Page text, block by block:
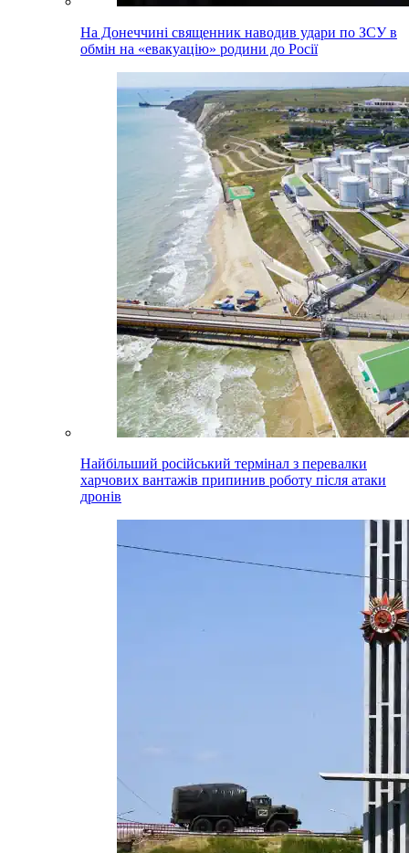
На Донеччині священник наводив удари по ЗСУ в
обмін на «евакуацію» родини до Росії
Найбільший російський термінал з перевалки
харчових вантажів припинив роботу після атаки
дронів